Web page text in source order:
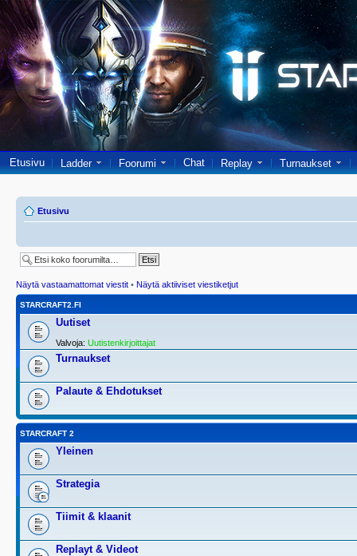
Etusivu Ladder Foorumi Chat Replay Turnaukset
Etusivu
Näytä vastaamattomat viestit • Näytä aktiiviset viestiketjut
STARCRAFT2.FI
Uutiset
Valvoja: Uutistenkirjoittajat
Turnaukset
Palaute & Ehdotukset
STARCRAFT 2
Yleinen
Strategia
Tiimit & klaanit
Replayt & Videot